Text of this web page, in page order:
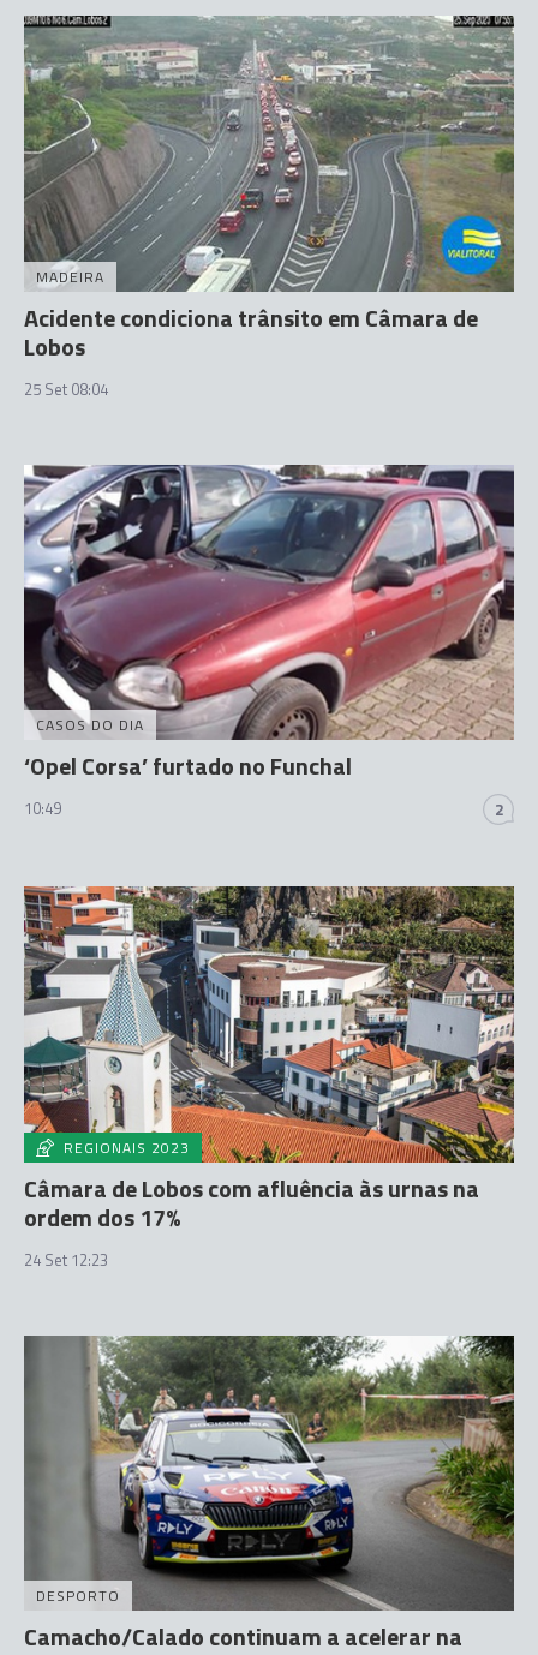
MADEIRA
Acidente condiciona trânsito em Câmara de
Lobos
25 Set 08:04
CASOS DO DIA
‘Opel Corsa’ furtado no Funchal
10:49 2
REGIONAIS 2023
Câmara de Lobos com afluência às urnas na
ordem dos 17%
24 Set 12:23
DESPORTO
Camacho/Calado continuam a acelerar na